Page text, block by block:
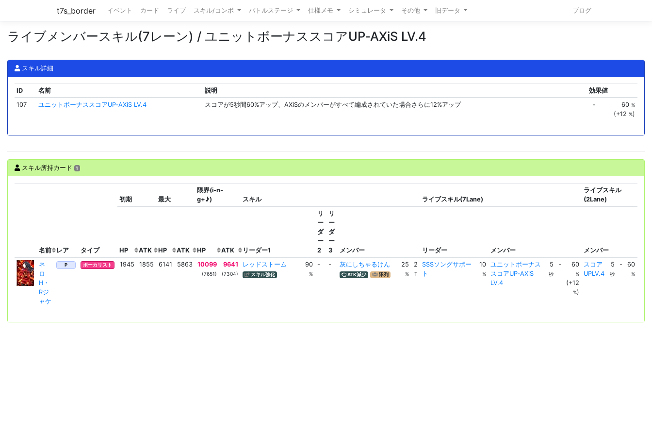
t7s_border イベント カード ライブ スキル/コンボ バトルステージ 仕様メモ シミュレータ その他 旧データ ブログ
ライブメンバースキル(7レーン) / ユニットボーナススコアUP‐AXiS LV.4
スキル詳細
ID 名前 説明
効果値
107
ユニットボーナススコアUP‐AXiS LV.4 スコアが5秒間60%アップ、AXiSのメンバーがすべて編成されていた場合さらに12%アップ - 60 %
(+12 %)
スキル所持カード 1
名前 レア タイプ
初期 最大
限界(i-n-
g+♪)
スキル ライブスキル(7Lane)
ライブスキル
(2Lane)
HP ATK HP ATK HP ATK リーダー1
リ
ー
ダ
ー
2
リ
ー
ダ
ー
3
メンバー リーダー メンバー
メンバー
ネ
ロ
H・
Rジ
ャケ
P ボーカリスト 1945 1855 6141 5863 10099
(7651)
9641
(7304)
レッドストーム
スキル強化
90
%
- - 灰にしちゃるけん
ATK減少 隊列
25
%
2
T
SSSソングサポー
ト
10
%
ユニットボーナス
スコアUP‐AXiS
LV.4
5
秒
- 60
%
(+12
%)
スコア
UPLV.4
5
秒
- 60
%